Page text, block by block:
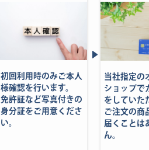
初回利用時のみご本人
様確認を行います。
免許証など写真付きの
身分証をご用意くださ
い。
当社指定の
ショップで
をしていた
ご注文の商
届くことは
ん。